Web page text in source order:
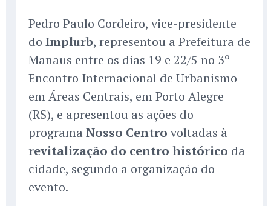
Pedro Paulo Cordeiro, vice-presidente
do Implurb, representou a Prefeitura de
Manaus entre os dias 19 e 22/5 no 3º
Encontro Internacional de Urbanismo
em Áreas Centrais, em Porto Alegre
(RS), e apresentou as ações do
programa Nosso Centro voltadas à
revitalização do centro histórico da
cidade, segundo a organização do
evento.